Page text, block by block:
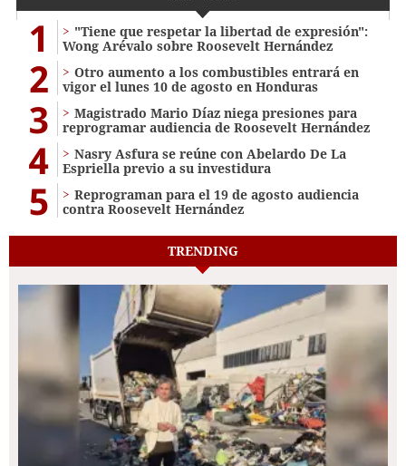
1
"Tiene que respetar la libertad de expresión":
Wong Arévalo sobre Roosevelt Hernández
2
Otro aumento a los combustibles entrará en
vigor el lunes 10 de agosto en Honduras
3
Magistrado Mario Díaz niega presiones para
reprogramar audiencia de Roosevelt Hernández
4
Nasry Asfura se reúne con Abelardo De La
Espriella previo a su investidura
5
Reprograman para el 19 de agosto audiencia
contra Roosevelt Hernández
TRENDING